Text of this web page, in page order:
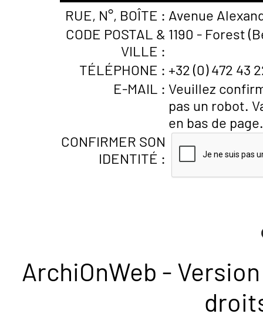
RUE, N°, BOÎTE : Avenue
CODE POSTAL &
VILLE :
1190 - Forest
TÉLÉPHONE : +32 (0) 472 43
E-MAIL : Veuillez
pas un robot.
en bas de page.
CONFIRMER SON
IDENTITÉ :
ArchiOnWeb -